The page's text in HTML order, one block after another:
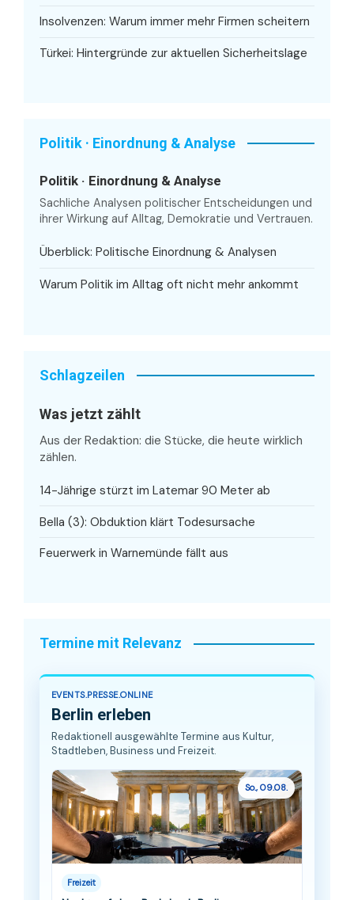
Insolvenzen: Warum immer mehr Firmen scheitern
Türkei: Hintergründe zur aktuellen Sicherheitslage
Politik · Einordnung & Analyse
Politik · Einordnung & Analyse
Sachliche Analysen politischer Entscheidungen und
ihrer Wirkung auf Alltag, Demokratie und Vertrauen.
Überblick: Politische Einordnung & Analysen
Warum Politik im Alltag oft nicht mehr ankommt
Schlagzeilen
Was jetzt zählt
Aus der Redaktion: die Stücke, die heute wirklich
zählen.
14-Jährige stürzt im Latemar 90 Meter ab
Bella (3): Obduktion klärt Todesursache
Feuerwerk in Warnemünde fällt aus
Termine mit Relevanz
EVENTS.PRESSE.ONLINE
Berlin erleben
Redaktionell ausgewählte Termine aus Kultur,
Stadtleben, Business und Freizeit.
So., 09.08.
Freizeit